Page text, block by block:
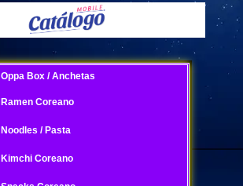
Oppa Box / Anchetas
Ramen Coreano
Noodles / Pasta
Kimchi Coreano